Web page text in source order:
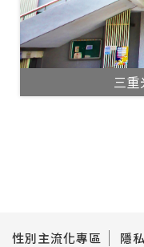
三
性別主流化專區 隱